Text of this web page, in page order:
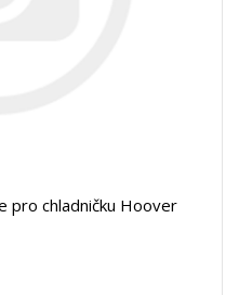
pro chladničku Hoover